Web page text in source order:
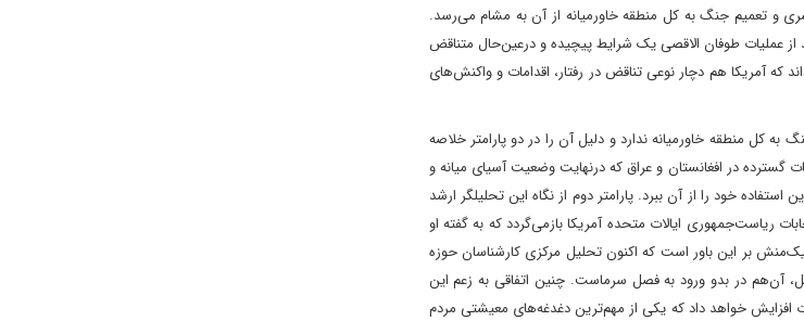
و تعمیم جنگ به کل منطقه خاورمیانه از آن به مشام می‌رسد.
عملیات طوفان الاقصی یک شرایط پیچیده و در‌عین‌حال متناقض
که آمریکا هم دچار نوعی تناقض در رفتار، اقدامات و واکنش‌های
منطقه خاورمیانه ندارد و دلیل آن را در دو پارامتر خلاصه
ایالات متحده آمریکا بعد از حمله ۱۱ سپتامبر و عملیات گسترده در افغانستان و عراق که در‌نهایت وضعیت آسیای میانه و
خود را از آن ببرد. پارامتر دوم از نگاه این تحلیلگر ارشد
ریاست‌جمهوری ایالات متحده آمریکا باز‌می‌گردد که به گفته او
بر این باور است که اکنون تحلیل مرکزی کارشناسان حوزه
آن‌هم در بدو ورود به فصل سرماست. چنین اتفاقی به زعم این
افزایش خواهد داد که یکی از مهم‌ترین دغدغه‌های معیشتی مردم